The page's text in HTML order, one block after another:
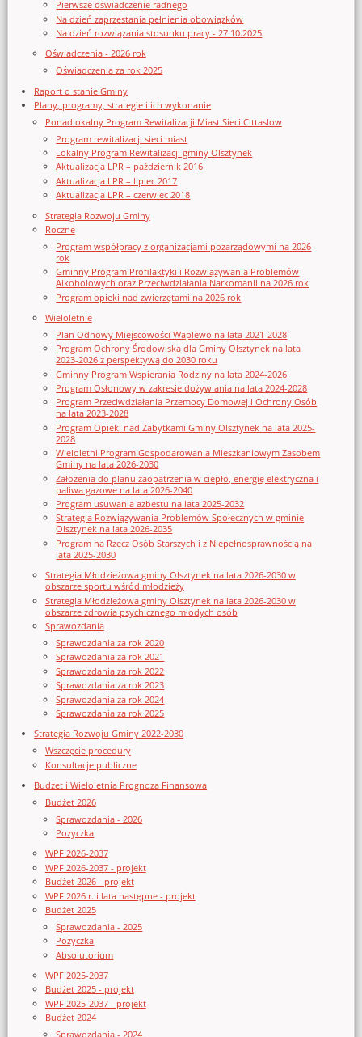
Pierwsze oświadczenie radnego
Na dzień zaprzestania pełnienia obowiązków
Na dzień rozwiązania stosunku pracy - 27.10.2025
Oświadczenia - 2026 rok
Oświadczenia za rok 2025
Raport o stanie Gminy
Plany, programy, strategie i ich wykonanie
Ponadlokalny Program Rewitalizacji Miast Sieci Cittaslow
Program rewitalizacji sieci miast
Lokalny Program Rewitalizacji gminy Olsztynek
Aktualizacja LPR – październik 2016
Aktualizacja LPR – lipiec 2017
Aktualizacja LPR – czerwiec 2018
Strategia Rozwoju Gminy
Roczne
Program współpracy z organizacjami pozarządowymi na 2026
rok
Gminny Program Profilaktyki i Rozwiązywania Problemów
Alkoholowych oraz Przeciwdziałania Narkomanii na 2026 rok
Program opieki nad zwierzętami na 2026 rok
Wieloletnie
Plan Odnowy Miejscowości Waplewo na lata 2021-2028
Program Ochrony Środowiska dla Gminy Olsztynek na lata
2023-2026 z perspektywą do 2030 roku
Gminny Program Wspierania Rodziny na lata 2024-2026
Program Osłonowy w zakresie dożywiania na lata 2024-2028
Program Przeciwdziałania Przemocy Domowej i Ochrony Osób
na lata 2023-2028
Program Opieki nad Zabytkami Gminy Olsztynek na lata 2025-
2028
Wieloletni Program Gospodarowania Mieszkaniowym Zasobem
Gminy na lata 2026-2030
Założenia do planu zaopatrzenia w ciepło, energię elektryczna i
paliwa gazowe na lata 2026-2040
Program usuwania azbestu na lata 2025-2032
Strategia Rozwiązywania Problemów Społecznych w gminie
Olsztynek na lata 2026-2035
Program na Rzecz Osób Starszych i z Niepełnosprawnością na
lata 2025-2030
Strategia Młodzieżowa gminy Olsztynek na lata 2026-2030 w
obszarze sportu wśród młodzieży
Strategia Młodzieżowa gminy Olsztynek na lata 2026-2030 w
obszarze zdrowia psychicznego młodych osób
Sprawozdania
Sprawozdania za rok 2020
Sprawozdania za rok 2021
Sprawozdania za rok 2022
Sprawozdania za rok 2023
Sprawozdania za rok 2024
Sprawozdania za rok 2025
Strategia Rozwoju Gminy 2022-2030
Wszczęcie procedury
Konsultacje publiczne
Budżet i Wieloletnia Prognoza Finansowa
Budżet 2026
Sprawozdania - 2026
Pożyczka
WPF 2026-2037
WPF 2026-2037 - projekt
Budżet 2026 - projekt
WPF 2026 r. i lata następne - projekt
Budżet 2025
Sprawozdania - 2025
Pożyczka
Absolutorium
WPF 2025-2037
Budżet 2025 - projekt
WPF 2025-2037 - projekt
Budżet 2024
Sprawozdania - 2024